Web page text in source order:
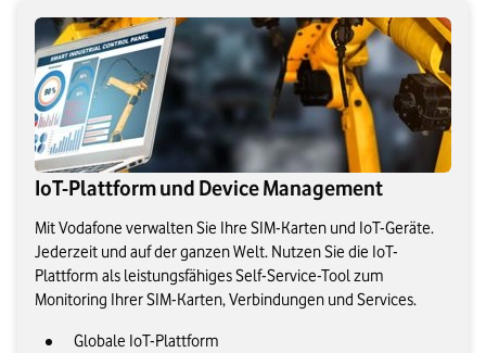
IoT-Plattform und Device Management
Mit Vodafone verwalten Sie Ihre SIM-Karten und IoT-Geräte.
Jederzeit und auf der ganzen Welt. Nutzen Sie die IoT-
Plattform als leistungsfähiges Self-Service-Tool zum
Monitoring Ihrer SIM-Karten, Verbindungen und Services.
Globale IoT-Plattform